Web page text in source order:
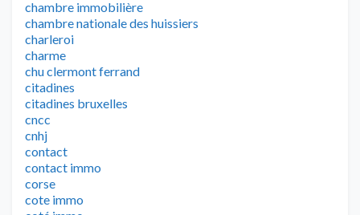
chambre immobilière
chambre nationale des huissiers
charleroi
charme
chu clermont ferrand
citadines
citadines bruxelles
cncc
cnhj
contact
contact immo
corse
cote immo